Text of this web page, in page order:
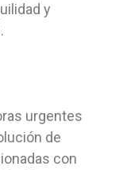
y
urgentes
de
con